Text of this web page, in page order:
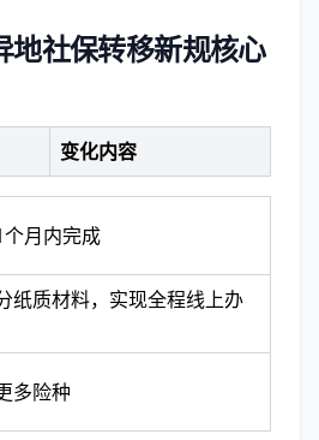
地社保转移新规核心
变化内容
月内完成
纸质材料，实现全程线上办
多险种